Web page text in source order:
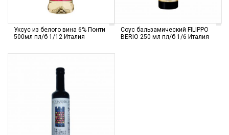
Уксус из белого вина 6% Понти
500мл пл/б 1/12 Италия
Соус бальзамический FILIPPO
BERIO 250 мл пл/б 1/6 Италия